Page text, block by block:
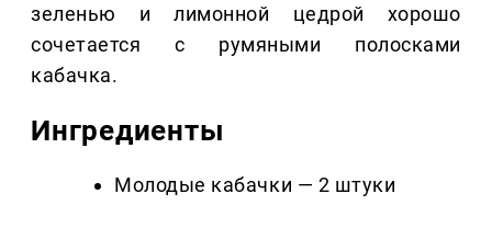
зеленью и лимонной цедрой хорошо
сочетается с румяными полосками
кабачка.
Ингредиенты
Молодые кабачки — 2 штуки